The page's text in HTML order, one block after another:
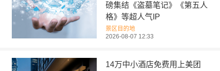
磅集结《盗墓笔记》《第五人
格》等超人气IP
景区目的地
2026-08-07 12:33
14万中小酒店免费用上美团